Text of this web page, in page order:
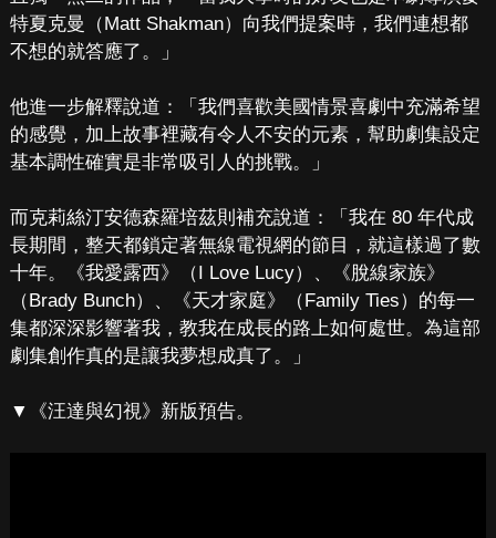
特夏克曼（Matt Shakman）向我們提案時，我們連想都
不想的就答應了。」
他進一步解釋說道：「我們喜歡美國情景喜劇中充滿希望
的感覺，加上故事裡藏有令人不安的元素，幫助劇集設定
基本調性確實是非常吸引人的挑戰。」
而克莉絲汀安德森羅培茲則補充說道：「我在 80 年代成
長期間，整天都鎖定著無線電視網的節目，就這樣過了數
十年。《我愛露西》（I Love Lucy）、《脫線家族》
（Brady Bunch）、《天才家庭》（Family Ties）的每一
集都深深影響著我，教我在成長的路上如何處世。為這部
劇集創作真的是讓我夢想成真了。」
▼《汪達與幻視》新版預告。